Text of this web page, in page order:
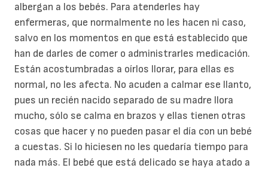
albergan a los bebés. Para atenderles hay
enfermeras, que normalmente no les hacen ni caso,
salvo en los momentos en que está establecido que
han de darles de comer o administrarles medicación.
Están acostumbradas a oírlos llorar, para ellas es
normal, no les afecta. No acuden a calmar ese llanto,
pues un recién nacido separado de su madre llora
mucho, sólo se calma en brazos y ellas tienen otras
cosas que hacer y no pueden pasar el día con un bebé
a cuestas. Si lo hiciesen no les quedaría tiempo para
nada más. El bebé que está delicado se haya atado a